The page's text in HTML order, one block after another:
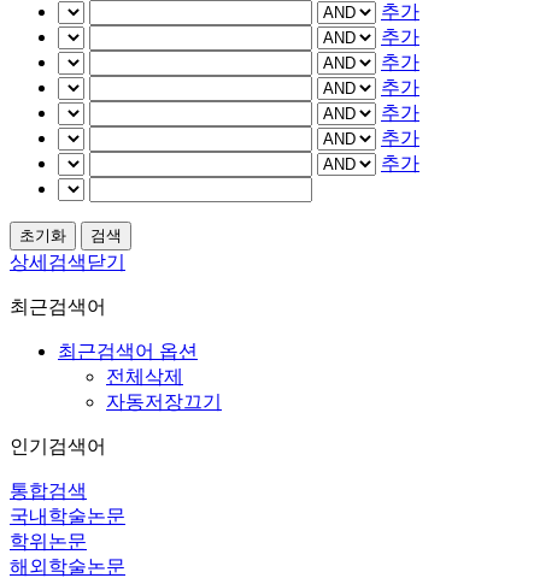
추가
추가
추가
추가
추가
추가
추가
상세검색닫기
최근검색어
최근검색어 옵션
전체삭제
자동저장끄기
인기검색어
통합검색
국내학술논문
학위논문
해외학술논문